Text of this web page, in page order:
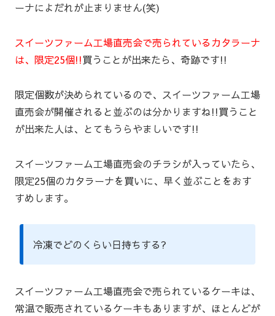
ーナによだれが止まりません(笑)
スイーツファーム工場直売会で売られているカタラーナ
は、限定25個!!買うことが出来たら、奇跡です!!
限定個数が決められているので、スイーツファーム工場
直売会が開催されると並ぶのは分かりますね!!買うこと
が出来た人は、とてもうらやましいです!!
スイーツファーム工場直売会のチラシが入っていたら、
限定25個のカタラーナを買いに、早く並ぶことをおす
すめします。
冷凍でどのくらい日持ちする?
スイーツファーム工場直売会で売られているケーキは、
常温で販売されているケーキもありますが、ほとんどが